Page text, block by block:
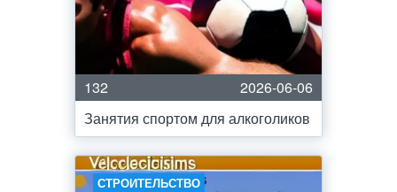
132
2026-06-06
Занятия спортом для алкоголиков
СТРОИТЕЛЬСТВО